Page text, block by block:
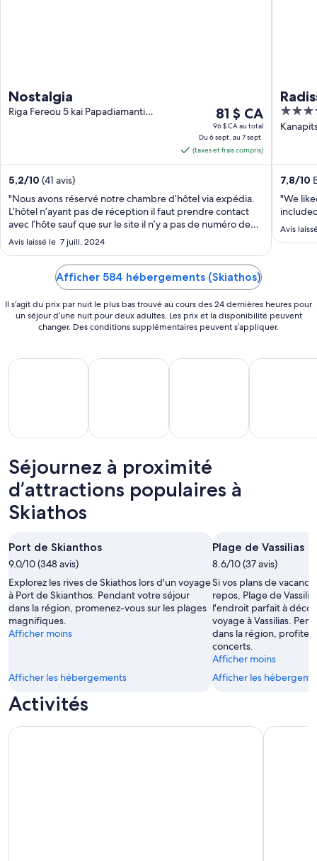
Nostalgia
Riga Fereou 5 kai Papadiamanti
Le
prix
est
de 81 $ CA
du 6
sept.
au 7
81 $ CA
96 $ CA au total
Du 6 sept. au 7 sept.
(taxes et frais compris)
5,2/10 (41 avis)
"Nous avons réservé notre chambre d’hôtel via expédia.
L’hôtel n’ayant pas de réception il faut prendre contact
avec l’hôte sauf que sur le site il n’y a pas de numéro de
téléphone ou d’adresse mail pour pouvoir communiquer
avec lui. J’ai été obligé d’appeler plusieurs fois expédia
pour régler le ..."
Avis laissé le 7 juill. 2024
4
out
7,8/10
"We
Avis
Afficher 584 hébergements (Skiathos)
Il s’agit du prix par nuit le plus bas trouvé au cours des 24 dernières heures pour
un séjour d’une nuit pour deux adultes. Les prix et la disponibilité peuvent
changer. Des conditions supplémentaires peuvent s’appliquer.
Voyages Tout Compris
Vacances
Bord de
Mer
Vacances Bord de Mer
Vacances
en
Famille
Vacances en Famille
Golf
Séjours Golf
Séjournez à proximité
d’attractions populaires à
Skiathos
Port de Skianthos
9.0/10 (348 avis)
Explorez les rives de Skiathos lors d'un voyage
à Port de Skianthos. Pendant votre séjour
dans la région, promenez-vous sur les plages
magnifiques.
Afficher moins
Afficher les hébergements
Plage de Vassilias
8.6/10 (37 avis)
Si vos plans de
repos, Plage de
l'endroit parfait à
voyage à Vassilias.
dans la région,
concerts.
Afficher moins
Afficher les
Activités
Naviguer avec Marina Yacht Skiathos